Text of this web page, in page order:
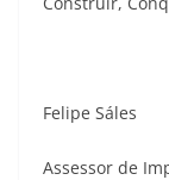
Felipe Sáles
Assessor de